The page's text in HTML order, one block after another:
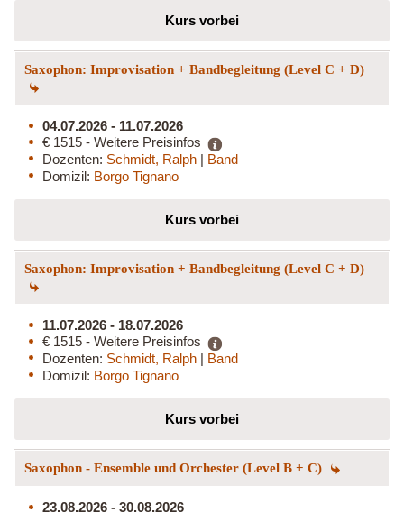
Kurs vorbei
Saxophon: Improvisation + Bandbegleitung (Level C + D)
04.07.2026 - 11.07.2026
€ 1515 - Weitere Preisinfos
Dozenten: Schmidt, Ralph | Band
Domizil: Borgo Tignano
Kurs vorbei
Saxophon: Improvisation + Bandbegleitung (Level C + D)
11.07.2026 - 18.07.2026
€ 1515 - Weitere Preisinfos
Dozenten: Schmidt, Ralph | Band
Domizil: Borgo Tignano
Kurs vorbei
Saxophon - Ensemble und Orchester (Level B + C)
23.08.2026 - 30.08.2026